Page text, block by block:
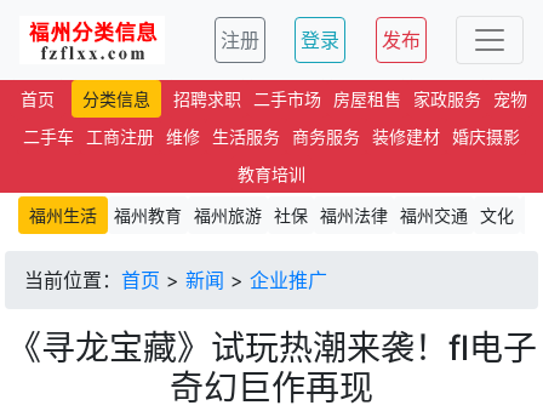
注册 登录 发布
首页 分类信息 招聘求职 二手市场 房屋租售 家政服务
宠物
二手车
工商注册 维修 生活服务 商务服务 装修建材 婚庆摄影
教育培训
福州生活
福州教育 福州旅游 社保 福州法律 福州交通 文化
当前位置： 首页 > 新闻 > 企业推广
《寻龙宝藏》试玩热潮来袭！fl电子
奇幻巨作再现